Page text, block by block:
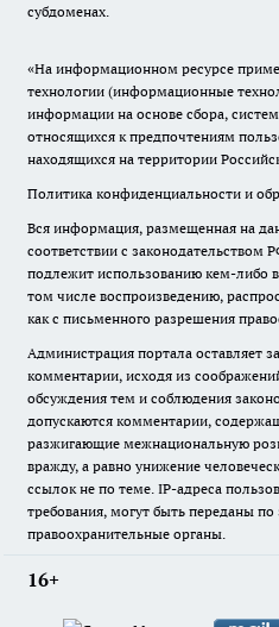
субдоменах.
«На информационном ресурсе
технологии (информационные
информации на основе сбора,
относящихся к предпочтениям
находящихся на территории
Политика конфиденциальности и
Вся информация, размещенная на
соответствии с законодательством
подлежит использованию кем-либо
том числе воспроизведению,
как с письменного разрешения
Администрация портала оставляет
комментарии, исходя из
обсуждения тем и соблюдения
допускаются комментарии,
разжигающие межнациональную
вражду, а равно унижение
ссылок не по теме. IP-адреса
требования, могут быть переданы
правоохранительные органы.
16+